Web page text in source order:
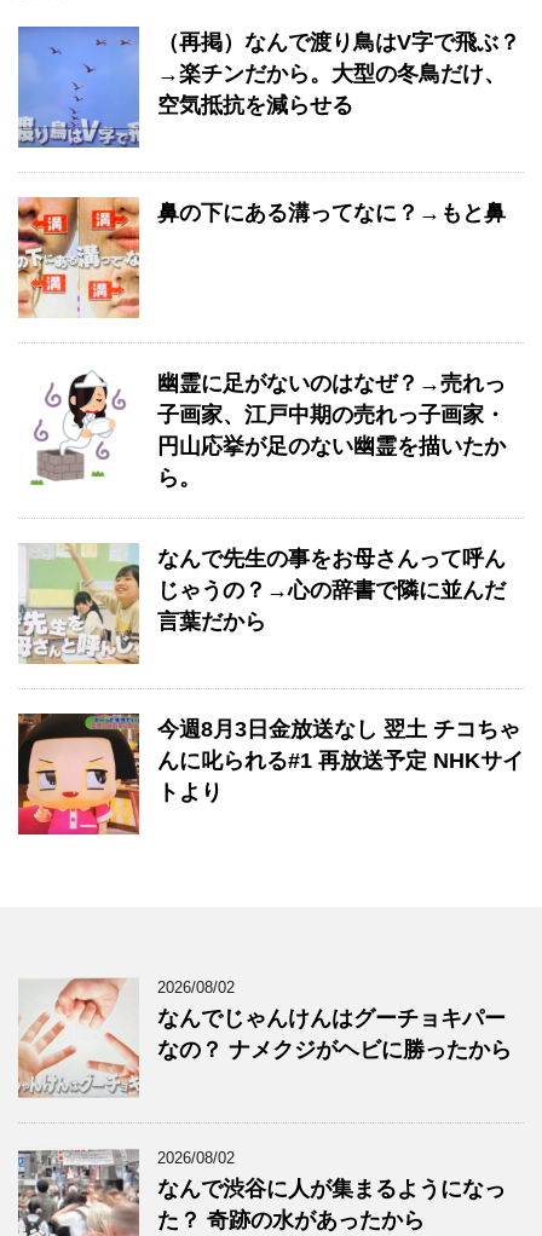
（再掲）なんで渡り鳥はV字で飛ぶ？
→楽チンだから。大型の冬鳥だけ、
空気抵抗を減らせる
鼻の下にある溝ってなに？→もと鼻
幽霊に足がないのはなぜ？→売れっ
子画家、江戸中期の売れっ子画家・
円山応挙が足のない幽霊を描いたか
ら。
なんで先生の事をお母さんって呼ん
じゃうの？→心の辞書で隣に並んだ
言葉だから
今週8月3日金放送なし 翌土 チコちゃ
んに叱られる#1 再放送予定 NHKサイ
トより
2026/08/02
なんでじゃんけんはグーチョキパー
なの？ ナメクジがヘビに勝ったから
2026/08/02
なんで渋谷に人が集まるようになっ
た？ 奇跡の水があったから